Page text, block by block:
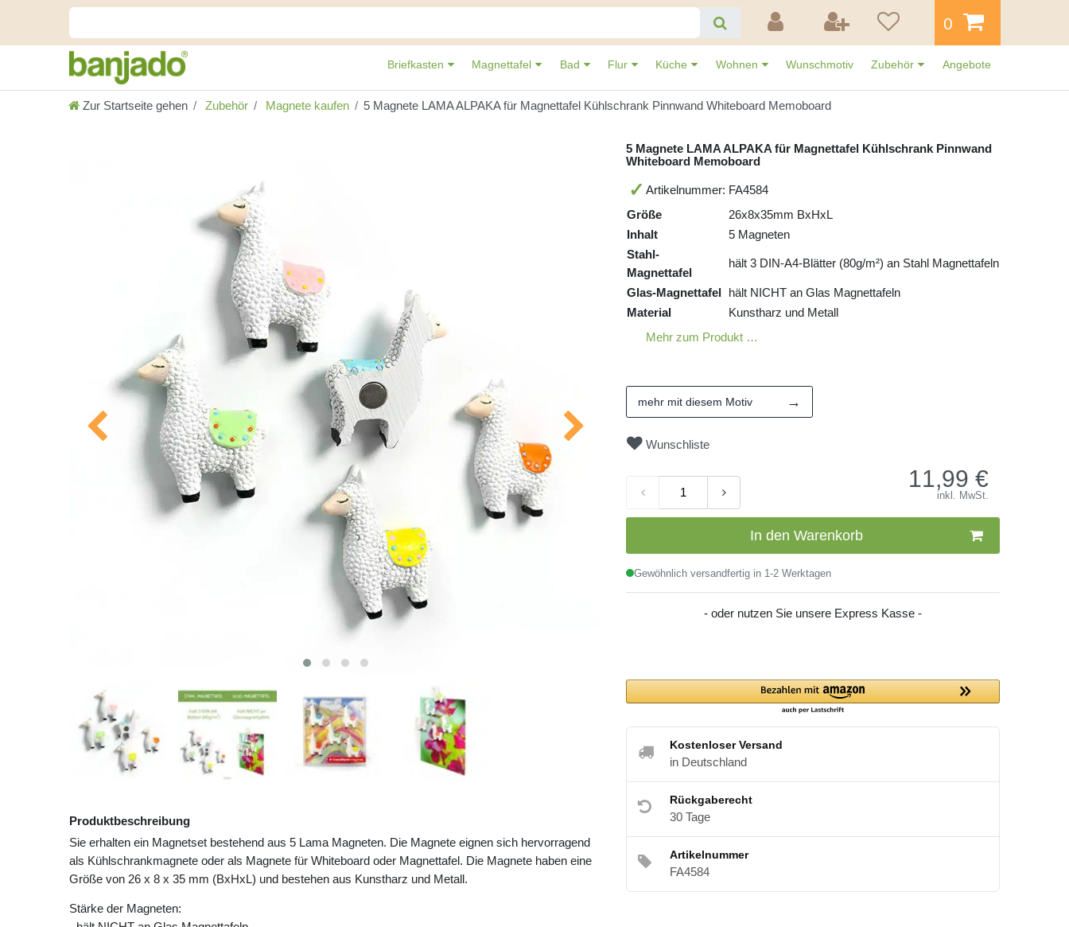
0
Briefkasten Magnettafel Bad Flur Küche Wohnen Wunschmotiv Zubehör Angebote
Zur Startseite gehen Zubehör Magnete kaufen 5 Magnete LAMA ALPAKA für Magnettafel Kühlschrank Pinnwand Whiteboard Memoboard
Produktbeschreibung
Sie erhalten ein Magnetset bestehend aus 5 Lama Magneten. Die Magnete eignen sich hervorragend
als Kühlschrankmagnete oder als Magnete für Whiteboard oder Magnettafel. Die Magnete haben eine
Größe von 26 x 8 x 35 mm (BxHxL) und bestehen aus Kunstharz und Metall.
Stärke der Magneten:
5 Magnete LAMA ALPAKA für Magnettafel Kühlschrank Pinnwand
Whiteboard Memoboard
Artikelnummer: FA4584
Größe
26x8x35mm BxHxL
Inhalt
5 Magneten
Stahl-
Magnettafel
hält 3 DIN-A4-Blätter (80g/m²) an Stahl Magnettafeln
Glas-Magnettafel hält NICHT an Glas Magnettafeln
Material
Kunstharz und Metall
Mehr zum Produkt …
mehr mit diesem Motiv →
Wunschliste
11,99 €
inkl. MwSt.
In den Warenkorb
Gewöhnlich versandfertig in 1-2 Werktagen
- oder nutzen Sie unsere Express Kasse -
Kostenloser Versand
in Deutschland
Rückgaberecht
30 Tage
Artikelnummer
FA4584